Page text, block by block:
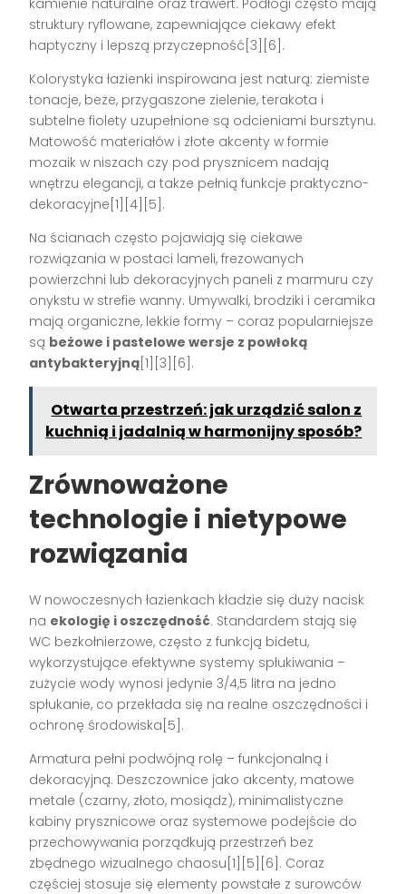
struktury ryflowane, zapewniające ciekawy efekt
haptyczny i lepszą przyczepność[3][6].
Kolorystyka łazienki inspirowana jest naturą: ziemiste
tonacje, beże, przygaszone zielenie, terakota i
subtelne fiolety uzupełnione są odcieniami bursztynu.
Matowość materiałów i złote akcenty w formie
mozaik w niszach czy pod prysznicem nadają
wnętrzu elegancji, a także pełnią funkcje praktyczno-
dekoracyjne[1][4][5].
Na ścianach często pojawiają się ciekawe
rozwiązania w postaci lameli, frezowanych
powierzchni lub dekoracyjnych paneli z marmuru czy
onykstu w strefie wanny. Umywalki, brodziki i ceramika
mają organiczne, lekkie formy – coraz popularniejsze
są beżowe i pastelowe wersje z powłoką
antybakteryjną[1][3][6].
Otwarta przestrzeń: jak urządzić salon z
kuchnią i jadalnią w harmonijny sposób?
Zrównoważone
technologie i nietypowe
rozwiązania
W nowoczesnych łazienkach kładzie się duży nacisk
na ekologię i oszczędność. Standardem stają się
WC bezkołnierzowe, często z funkcją bidetu,
wykorzystujące efektywne systemy spłukiwania –
zużycie wody wynosi jedynie 3/4,5 litra na jedno
spłukanie, co przekłada się na realne oszczędności i
ochronę środowiska[5].
Armatura pełni podwójną rolę – funkcjonalną i
dekoracyjną. Deszczownice jako akcenty, matowe
metale (czarny, złoto, mosiądz), minimalistyczne
kabiny prysznicowe oraz systemowe podejście do
przechowywania porządkują przestrzeń bez
zbędnego wizualnego chaosu[1][5][6]. Coraz
częściej stosuje się elementy powstałe z surowców